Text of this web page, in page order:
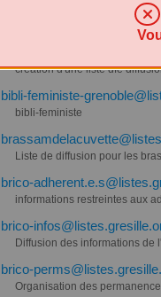
beauvoir-en-
liste d'entraide pour Beauvoir
création d'une liste dfe
bibli-feministe-
bibli-feministe
Liste de diffusion pour les
brico-
informations restreintes aux
brico-
Diffusion des informations de
brico-
Organisation des